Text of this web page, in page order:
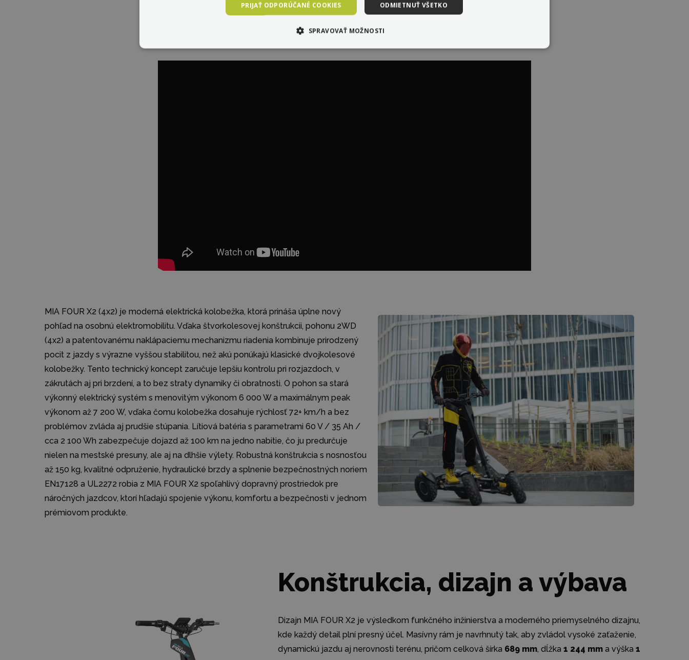
MIA FOUR X2 (4x2) je moderná elektrická kolobežka, ktorá prináša úplne nový
pohľad na osobnú elektromobilitu. Vďaka štvorkolesovej konštrukcii, pohonu 2WD
(4x2) a patentovanému naklápaciemu mechanizmu riadenia kombinuje prirodzený
pocit z jazdy s výrazne vyššou stabilitou, než akú ponúkajú klasické dvojkolesové
kolobežky. Tento technický koncept zaručuje lepšiu kontrolu pri rozjazdoch, v
zákrutách aj pri brzdení, a to bez straty dynamiky či obratnosti. O pohon sa stará
výkonný elektrický systém s menovitým výkonom 6 000 W a maximálnym peak
výkonom až 7 200 W, vďaka čomu kolobežka dosahuje rýchlosť 72+ km/h a bez
problémov zvláda aj prudšie stúpania. Lítiová batéria s parametrami 60 V / 35 Ah /
cca 2 100 Wh zabezpečuje dojazd až 100 km na jedno nabitie, čo ju predurčuje
nielen na mestské presuny, ale aj na dlhšie výlety. Robustná konštrukcia s nosnosťou
až 150 kg, kvalitné odpruženie, hydraulické brzdy a splnenie bezpečnostných noriem
EN17128 a UL2272 robia z MIA FOUR X2 spoľahlivý dopravný prostriedok pre
náročných jazdcov, ktorí hľadajú spojenie výkonu, komfortu a bezpečnosti v jednom
prémiovom produkte.
Konštrukcia, dizajn a výbava
Dizajn MIA FOUR X2 je výsledkom funkčného inžinierstva a moderného priemyselného dizajnu,
kde každý detail plní presný účel. Masívny rám je navrhnutý tak, aby zvládol vysoké zaťaženie,
dynamickú jazdu aj nerovnosti terénu, pričom celková šírka 689 mm, dĺžka 1 244 mm a výška 1
PRIJAŤ ODPORÚČANÉ COOKIES ODMIETNUŤ VŠETKO
SPRAVOVAŤ MOŽNOSTI